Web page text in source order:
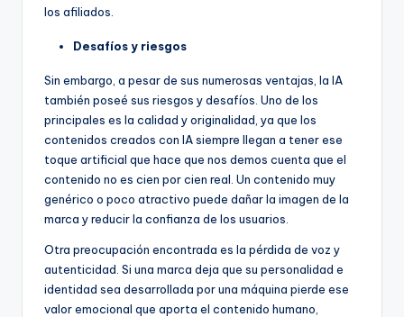
los afiliados.
Desafíos y riesgos
Sin embargo, a pesar de sus numerosas ventajas, la IA
también poseé sus riesgos y desafíos. Uno de los
principales es la calidad y originalidad, ya que los
contenidos creados con IA siempre llegan a tener ese
toque artificial que hace que nos demos cuenta que el
contenido no es cien por cien real. Un contenido muy
genérico o poco atractivo puede dañar la imagen de la
marca y reducir la confianza de los usuarios.
Otra preocupación encontrada es la pérdida de voz y
autenticidad. Si una marca deja que su personalidad e
identidad sea desarrollada por una máquina pierde ese
valor emocional que aporta el contenido humano,